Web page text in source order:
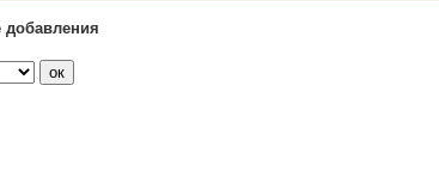
добавления